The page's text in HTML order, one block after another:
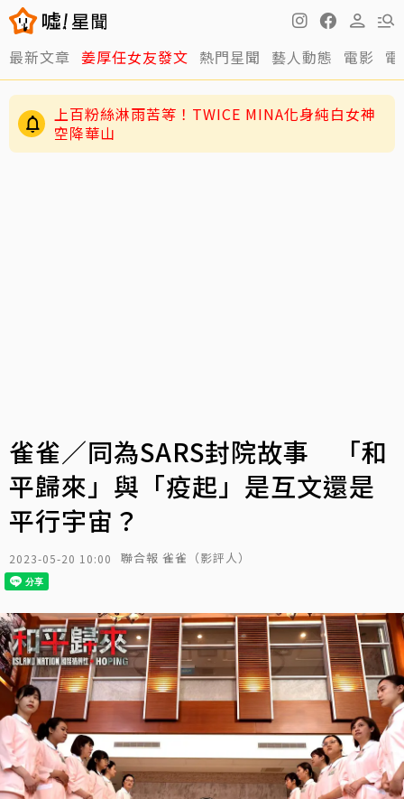
最新文章 姜厚任女友發文 熱門星聞 藝人動態 電影
上百粉絲淋雨苦等！TWICE MINA化身純白女神
空降華山
雀雀／同為SARS封院故事 「和
平歸來」與「疫起」是互文還是
平行宇宙？
2023-05-20 10:00 聯合報 雀雀（影評人）